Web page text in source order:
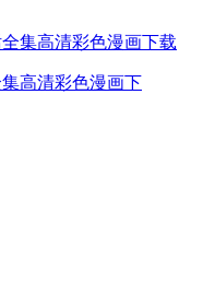
高清彩色漫画下